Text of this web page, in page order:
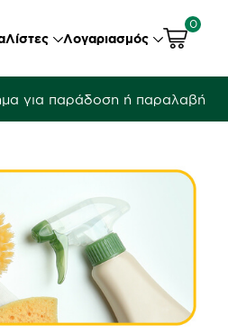
Λίστες Λογαριασμός
0
για παράδοση ή παραλαβή